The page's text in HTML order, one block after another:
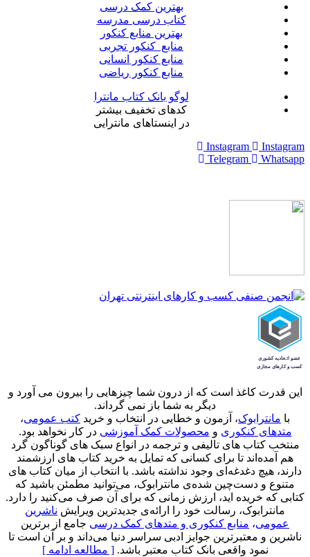
بهترین کمک درسی
کتاب درسی مدرسه
بهترین منابع کنکور
منابع کنکور تجربی
منابع کنکور انسانی
منابع کنکور ریاضی
لوگو بانک کتاب مانترا
کدهای تخفیف بیشتر
در اینستاهای مانترایی
Instagram
Instagram
Telegram
Whatsapp
این قدرت کاغذ است که از درون شما چیزهایی را بیرون می آورد و
دیگر به شما باز نمی گرداند.
با مانترابوک، آزمون و خطایی در انتخاب و خرید کتب عمومی،
متدهای کنکوری و محصولات کمک آموزشی در کار نخواهد بود.
منتخب کتاب‌ های تالیفی و ترجمه در انواع سبک های گوناگون گرد
هم آمده‌اند تا برای کسانی که تمایل به خرید کتاب های ارزشمند
دارند، هیچ دغدغه‌ای وجود نداشته باشد. با انتخاب از میان کتاب های
متنوع و دست‌چین شده‌ی مانترابوک، می‌توانید مطمئن باشید که
کتابی که خریده اید، ارزش زمانی که برای آن صرف می‌کنید را دارد.
مانترابوک، رسالت خود را ارائه‌ی جدیدترین ویرایش ناشرین
عمومی، منابع کنکوری و متدهای کمک درسی جامع از برترین
ناشرین و معتبرترین جوایز ادبی سراسر دنیا می‌داند و بر آن است تا
نمود واقعی بانک کتاب معتبر باشد. [ مطالعه ادامه ]